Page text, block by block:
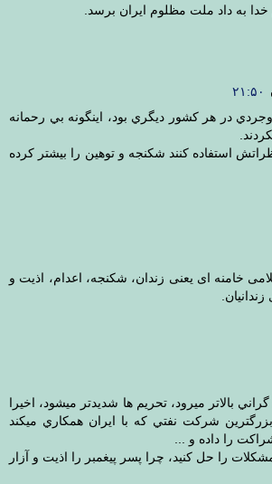
خدا به داد ملت مظلوم ایران برسد.
۲۱:۵۰
در هر كشور ديگري بود، اينگونه بي رحمانه
استفاده كنند شكنجه و توهين را بيشتر كرده
خامنه ای یعنی زندان، شکنجه، اعدام، اذیت و
بالاتر ميرود، تحريم ها شديدتر ميشود، اخيرا
شركت نفتي كه با ايران همكاري ميكند
را داده و ...
را حل كنيد، چرا پسر پيغمبر را اذيت و آزار